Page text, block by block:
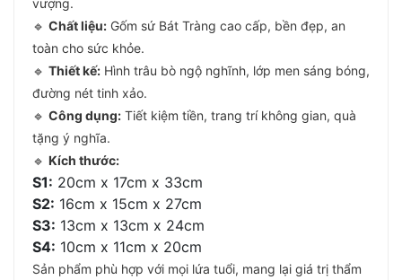
vượng.
🔹 Chất liệu: Gốm sứ Bát Tràng cao cấp, bền đẹp, an
toàn cho sức khỏe.
🔹 Thiết kế: Hình trâu bò ngộ nghĩnh, lớp men sáng bóng,
đường nét tinh xảo.
🔹 Công dụng: Tiết kiệm tiền, trang trí không gian, quà
tặng ý nghĩa.
🔹 Kích thước:
S1: 20cm x 17cm x 33cm
S2: 16cm x 15cm x 27cm
S3: 13cm x 13cm x 24cm
S4: 10cm x 11cm x 20cm
Sản phẩm phù hợp với mọi lứa tuổi, mang lại giá trị thẩm